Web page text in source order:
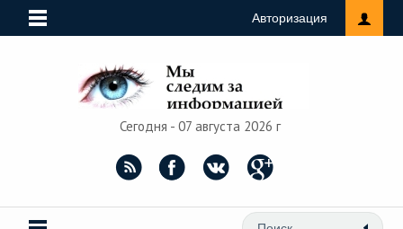
Авторизация
Сегодня - 07 августа 2026 г